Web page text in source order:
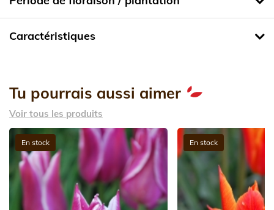
Caractéristiques
Tu pourrais aussi aimer
Voir tous les produits
En stock En stock